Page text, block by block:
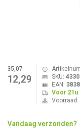
35,07
12,29
SKU:
EAN:
Voor 21u
Voorraad:
Vandaag verzonden?